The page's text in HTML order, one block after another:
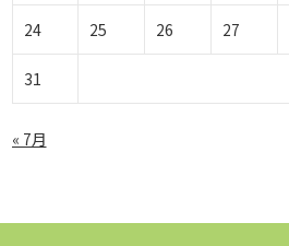
24 25 26 27
31
« 7月